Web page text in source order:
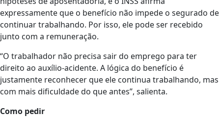
expressamente que o benefício não impede o segurado de
continuar trabalhando. Por isso, ele pode ser recebido
junto com a remuneração.
“O trabalhador não precisa sair do emprego para ter
direito ao auxílio-acidente. A lógica do benefício é
justamente reconhecer que ele continua trabalhando, mas
com mais dificuldade do que antes”, salienta.
Como pedir